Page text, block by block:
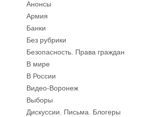
Анонсы
Армия
Банки
Без рубрики
Безопасность. Права граждан
В мире
В России
Видео-Воронеж
Выборы
Дискуссии. Письма. Блогеры